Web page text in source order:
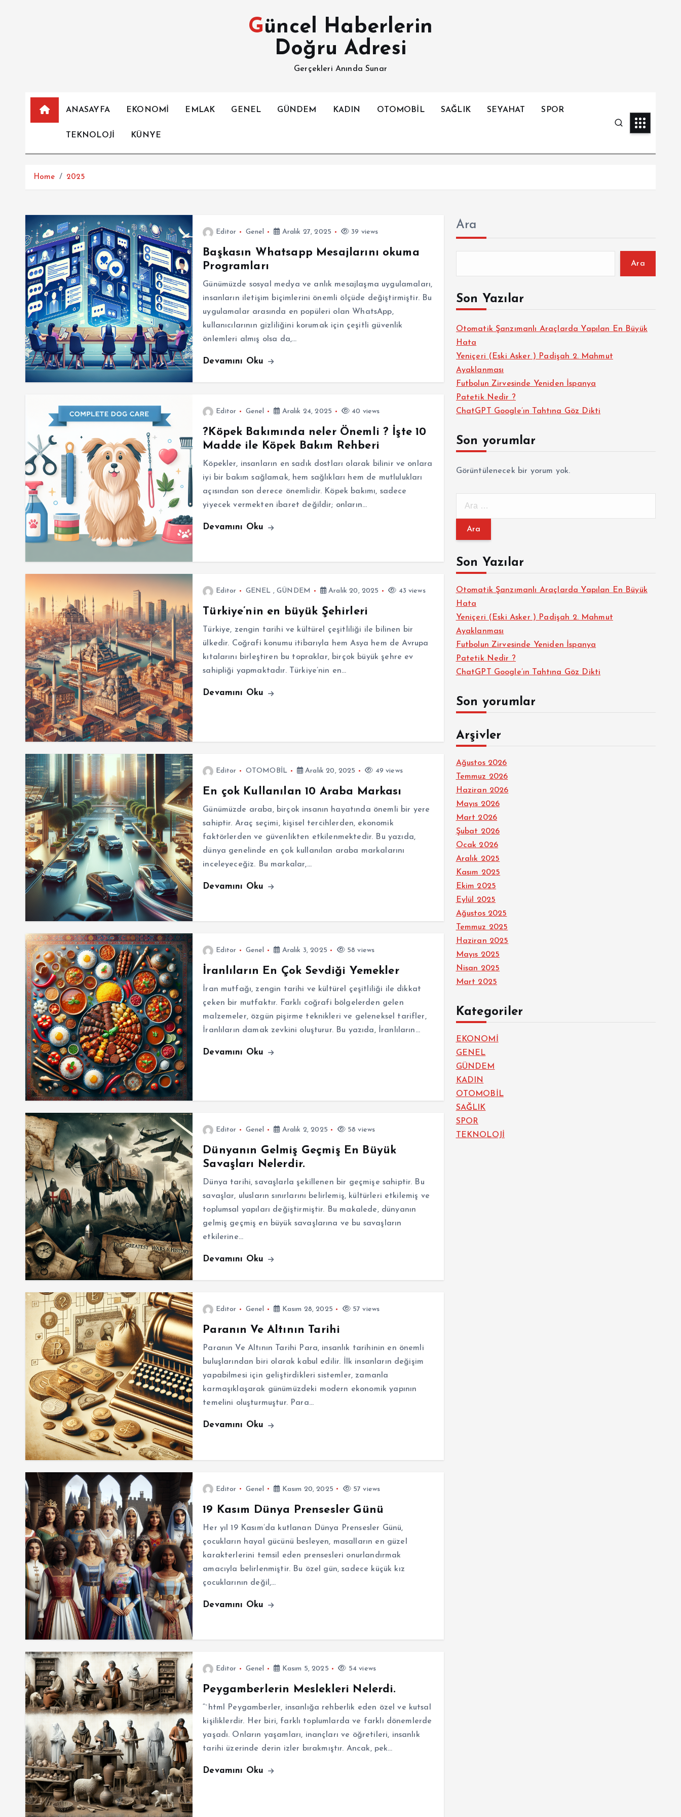
Güncel Haberlerin
Doğru Adresi
Gerçekleri Anında Sunar
ANASAYFA EKONOMİ EMLAK GENEL GÜNDEM KADIN OTOMOBİL SAĞLIK SEYAHAT SPOR
TEKNOLOJİ KÜNYE
Home 2025
Editor Genel Aralık 27, 2025 39 views
Başkasın Whatsapp Mesajlarını okuma
Programları
Günümüzde sosyal medya ve anlık mesajlaşma uygulamaları,
insanların iletişim biçimlerini önemli ölçüde değiştirmiştir. Bu
uygulamalar arasında en popüleri olan WhatsApp,
kullanıcılarının gizliliğini korumak için çeşitli güvenlik
önlemleri almış olsa da,…
Devamını Oku
Editor Genel Aralık 24, 2025 40 views
?Köpek Bakımında neler Önemli ? İşte 10
Madde ile Köpek Bakım Rehberi
Köpekler, insanların en sadık dostları olarak bilinir ve onlara
iyi bir bakım sağlamak, hem sağlıkları hem de mutlulukları
açısından son derece önemlidir. Köpek bakımı, sadece
yiyecek vermekten ibaret değildir; onların…
Devamını Oku
Editor GENEL ,GÜNDEM Aralık 20, 2025 43 views
Türkiye’nin en büyük Şehirleri
Türkiye, zengin tarihi ve kültürel çeşitliliği ile bilinen bir
ülkedir. Coğrafi konumu itibarıyla hem Asya hem de Avrupa
kıtalarını birleştiren bu topraklar, birçok büyük şehre ev
sahipliği yapmaktadır. Türkiye’nin en…
Devamını Oku
Editor OTOMOBİL Aralık 20, 2025 49 views
En çok Kullanılan 10 Araba Markası
Günümüzde araba, birçok insanın hayatında önemli bir yere
sahiptir. Araç seçimi, kişisel tercihlerden, ekonomik
faktörlerden ve güvenlikten etkilenmektedir. Bu yazıda,
dünya genelinde en çok kullanılan araba markalarını
inceleyeceğiz. Bu markalar,…
Devamını Oku
Editor Genel Aralık 3, 2025 58 views
İranlıların En Çok Sevdiği Yemekler
İran mutfağı, zengin tarihi ve kültürel çeşitliliği ile dikkat
çeken bir mutfaktır. Farklı coğrafi bölgelerden gelen
malzemeler, özgün pişirme teknikleri ve geleneksel tarifler,
İranlıların damak zevkini oluşturur. Bu yazıda, İranlıların…
Devamını Oku
Editor Genel Aralık 2, 2025 58 views
Dünyanın Gelmiş Geçmiş En Büyük
Savaşları Nelerdir.
Dünya tarihi, savaşlarla şekillenen bir geçmişe sahiptir. Bu
savaşlar, ulusların sınırlarını belirlemiş, kültürleri etkilemiş ve
toplumsal yapıları değiştirmiştir. Bu makalede, dünyanın
gelmiş geçmiş en büyük savaşlarına ve bu savaşların
etkilerine…
Devamını Oku
Editor Genel Kasım 28, 2025 57 views
Paranın Ve Altının Tarihi
Paranın Ve Altının Tarihi Para, insanlık tarihinin en önemli
buluşlarından biri olarak kabul edilir. İlk insanların değişim
yapabilmesi için geliştirdikleri sistemler, zamanla
karmaşıklaşarak günümüzdeki modern ekonomik yapının
temelini oluşturmuştur. Para…
Devamını Oku
Editor Genel Kasım 20, 2025 57 views
19 Kasım Dünya Prensesler Günü
Her yıl 19 Kasım’da kutlanan Dünya Prensesler Günü,
çocukların hayal gücünü besleyen, masalların en güzel
karakterlerini temsil eden prensesleri onurlandırmak
amacıyla belirlenmiştir. Bu özel gün, sadece küçük kız
çocuklarının değil,…
Devamını Oku
Editor Genel Kasım 5, 2025 54 views
Peygamberlerin Meslekleri Nelerdi.
“`html Peygamberler, insanlığa rehberlik eden özel ve kutsal
kişiliklerdir. Her biri, farklı toplumlarda ve farklı dönemlerde
yaşadı. Onların yaşamları, inançları ve öğretileri, insanlık
tarihi üzerinde derin izler bırakmıştır. Ancak, pek…
Devamını Oku
Ara
Ara
Son Yazılar
Otomatik Şanzımanlı Araçlarda Yapılan En Büyük
Hata
Yeniçeri (Eski Asker ) Padişah 2. Mahmut
Ayaklanması
Futbolun Zirvesinde Yeniden İspanya
Patetik Nedir ?
ChatGPT Google’ın Tahtına Göz Dikti
Son yorumlar
Görüntülenecek bir yorum yok.
m
:Son Yazılar
Otomatik Şanzımanlı Araçlarda Yapılan En Büyük
Hata
Yeniçeri (Eski Asker ) Padişah 2. Mahmut
Ayaklanması
Futbolun Zirvesinde Yeniden İspanya
Patetik Nedir ?
ChatGPT Google’ın Tahtına Göz Dikti
Son yorumlar
Arşivler
Ağustos 2026
Temmuz 2026
Haziran 2026
Mayıs 2026
Mart 2026
Şubat 2026
Ocak 2026
Aralık 2025
Kasım 2025
Ekim 2025
Eylül 2025
Ağustos 2025
Temmuz 2025
Haziran 2025
Mayıs 2025
Nisan 2025
Mart 2025
Kategoriler
EKONOMİ
GENEL
GÜNDEM
KADIN
OTOMOBİL
SAĞLIK
SPOR
TEKNOLOJİ